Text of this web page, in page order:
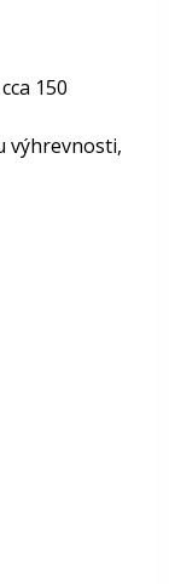
150
výhrevnosti,